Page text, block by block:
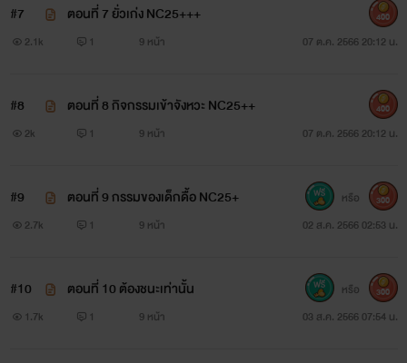
#7 ตอนที่ 7 ยั่วเก่ง NC25+++
2.1k 1 9 หน้า 07 ต.ค. 2566 20:12 น.
400
#8 ตอนที่ 8 กิจกรรมเข้าจังหวะ NC25++
2k 1 9 หน้า 07 ต.ค. 2566 20:12 น.
400
#9 ตอนที่ 9 กรรมของเด็กดื้อ NC25+
2.7k 1 9 หน้า 02 ส.ค. 2566 02:53 น.
หรือ 300
#10 ตอนที่ 10 ต้องชนะเท่านั้น
1.7k 1 9 หน้า 03 ส.ค. 2566 07:54 น.
หรือ 300